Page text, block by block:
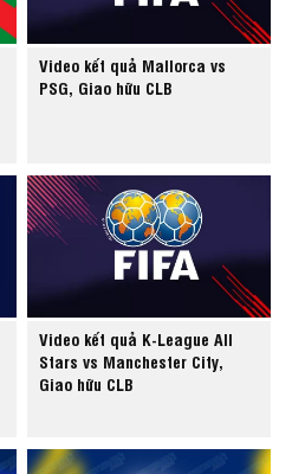
Video kết quả Mallorca vs
PSG, Giao hữu CLB
Video kết quả K-League All
Stars vs Manchester City,
Giao hữu CLB